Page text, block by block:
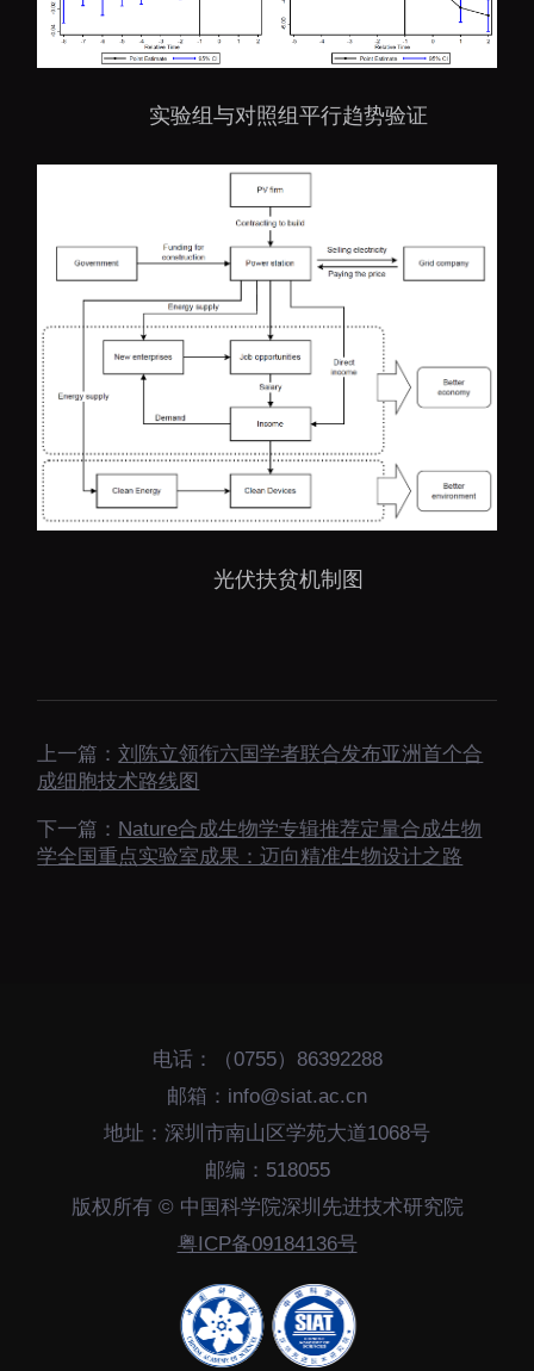
实验组与对照组平行趋势验证
光伏扶贫机制图
上一篇：刘陈立领衔六国学者联合发布亚洲首个合
成细胞技术路线图
下一篇： Nature合成生物学专辑推荐定量合成生物
学全国重点实验室成果：迈向精准生物设计之路
电话：（0755）86392288
邮箱：info@siat.ac.cn
地址：深圳市南山区学苑大道1068号
邮编：518055
版权所有 © 中国科学院深圳先进技术研究院
粤ICP备09184136号